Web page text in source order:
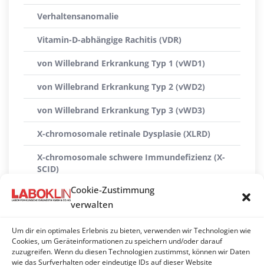
Cookie-Zustimmung
verwalten
Um dir ein optimales Erlebnis zu bieten, verwenden wir Technologien wie
Cookies, um Geräteinformationen zu speichern und/oder darauf
zuzugreifen. Wenn du diesen Technologien zustimmst, können wir Daten
wie das Surfverhalten oder eindeutige IDs auf dieser Website
Verhaltensanomalie
Vitamin-D-abhängige Rachitis (VDR)
von Willebrand Erkrankung Typ 1 (vWD1)
von Willebrand Erkrankung Typ 2 (vWD2)
von Willebrand Erkrankung Typ 3 (vWD3)
X-chromosomale retinale Dysplasie (XLRD)
X-chromosomale schwere Immundefizienz (X-
SCID)
X-linked Myopathie (XL-MTM)
ZNS-Atrophie mit zerebellarer Ataxie (CACA)
Zwergwuchs (hypophysäre Form)